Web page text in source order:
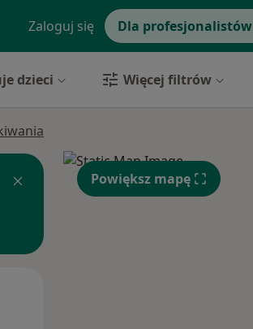
Zaloguj się Dla profesjonalistów
dzieci Więcej filtrów
Powiększ mapę